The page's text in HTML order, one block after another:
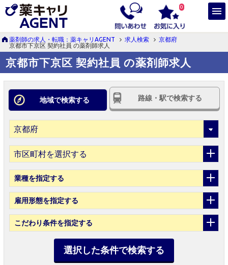
0
薬剤師の求人・転職：薬キャリAGENT 求人検索
京都府
京都市下京区 契約社員 の薬剤師求人
京都市下京区 契約社員 の薬剤師求人
地域で検索する 路線・駅で検索する
市区町村を選択する
業種を指定する
雇用形態を指定する
こだわり条件を指定する
選択した条件で検索する